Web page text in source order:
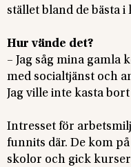
stället bland de bästa i
Hur vände det?
– Jag såg mina
med socialtjänst och
Jag ville inte kasta
Intresset för
funnits där. De kom
skolor och gick